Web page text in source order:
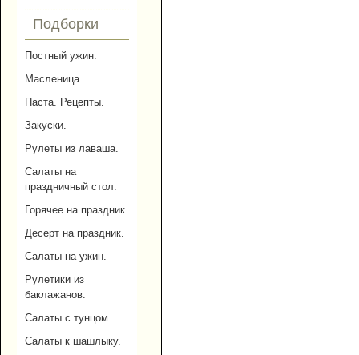
Подборки
Постный ужин.
Масленица.
Паста. Рецепты.
Закуски.
Рулеты из лаваша.
Салаты на
праздничный стол.
Горячее на праздник.
Десерт на праздник.
Салаты на ужин.
Рулетики из
баклажанов.
Салаты с тунцом.
Салаты к шашлыку.